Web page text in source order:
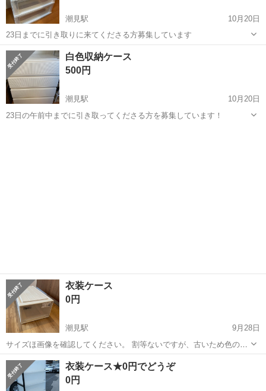
潮見駅
10月20日
23日までに引き取りに来てくださる方募集しています
東京 江東区 潮見駅
白色収納ケース
500円
潮見駅
10月20日
23日の午前中までに引き取ってくださる方を募集しています！
衣装ケース
0円
潮見駅
9月28日
サイズほ画像を確認してください。 割等ないですが、古いため色の黄
ばみくすみ等あります。 キャスター無しです。 自宅まで取りに来て頂
ける方限定
東京 江東区 潮見駅 収納家具 ケース
衣装ケース★0円でどうぞ
0円